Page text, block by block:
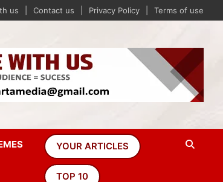
us Contact us Privacy Policy Terms of use
YOUR ARTICLES
TOP 10